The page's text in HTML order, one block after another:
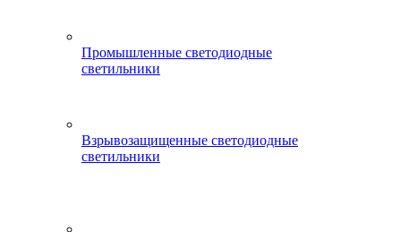
Промышленные светодиодные
светильники
Взрывозащищенные светодиодные
светильники